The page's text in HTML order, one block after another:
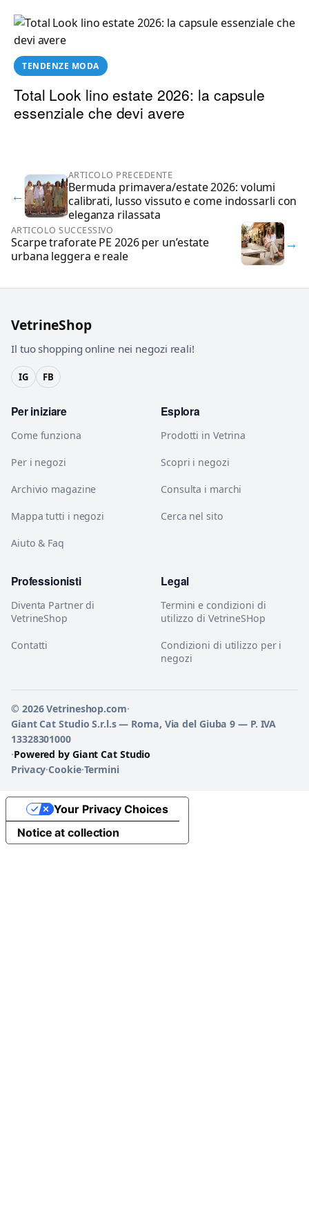
TENDENZE MODA
Total Look lino estate 2026: la capsule
essenziale che devi avere
←
ARTICOLO PRECEDENTE
Bermuda primavera/estate 2026: volumi
calibrati, lusso vissuto e come indossarli con
eleganza rilassata
ARTICOLO SUCCESSIVO
Scarpe traforate PE 2026 per un’estate
urbana leggera e reale
→
VetrineShop
Il tuo shopping online nei negozi reali!
IG FB
Per iniziare
Come funziona
Per i negozi
Archivio magazine
Mappa tutti i negozi
Aiuto & Faq
Esplora
Prodotti in Vetrina
Scopri i negozi
Consulta i marchi
Cerca nel sito
Professionisti
Diventa Partner di
VetrineShop
Contatti
Legal
Termini e condizioni di
utilizzo di VetrineSHop
Condizioni di utilizzo per i
negozi
© 2026 Vetrineshop.com·
Giant Cat Studio S.r.l.s — Roma, Via del Giuba 9 — P. IVA
13328301000
·Powered by Giant Cat Studio
Privacy·Cookie·Termini
Notice at collection
Your Privacy Choices